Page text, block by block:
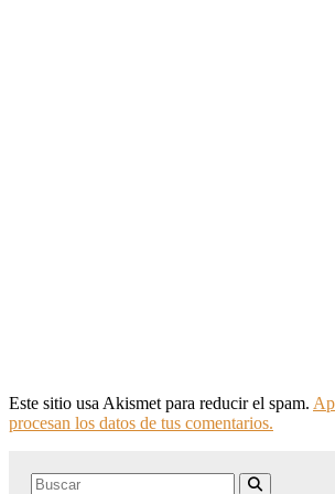
Este sitio usa Akismet para reducir el spam.
procesan los datos de tus comentarios.
Search